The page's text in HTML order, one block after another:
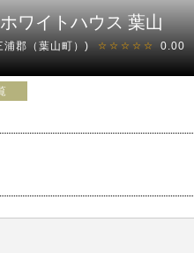
ワイトハウス 葉山
浦郡（葉山町）) ☆☆☆☆☆ 0.00